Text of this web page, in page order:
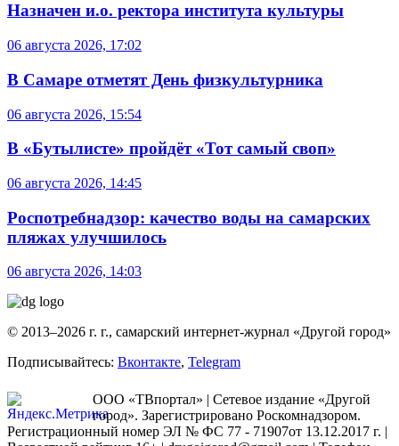
Назначен и.о. ректора института культуры
06 августа 2026, 17:02
В Самаре отметят День физкультурника
06 августа 2026, 15:54
В «Бутылисте» пройдёт «Тот самый своп»
06 августа 2026, 14:45
Роспотребнадзор: качество воды на самарских
пляжах улучшилось
06 августа 2026, 14:03
© 2013–2026 г. г., самарский интернет-журнал «Другой город»
Подписывайтесь: Вконтакте, Telegram
ООО «ТВпортал» | Сетевое издание «Другой
город». Зарегистрировано Роскомнадзором.
Регистрационный номер ЭЛ № ФС 77 - 71907от 13.12.2017 г. |